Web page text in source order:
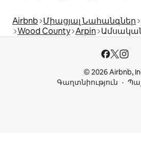
Airbnb Միացյալ Նահանգներ
Wood County Arpin
© 2026 Airbnb,
Գաղտնիություն